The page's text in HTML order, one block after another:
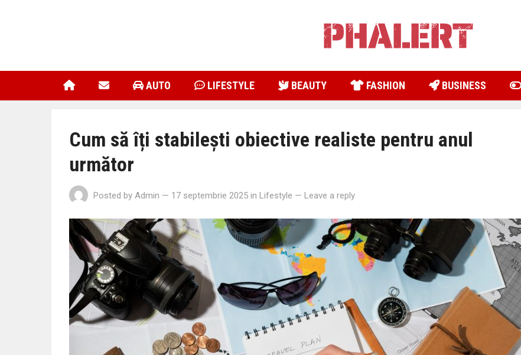
AUTO LIFESTYLE BEAUTY FASHION BUSINESS
Cum să îți stabilești obiective realiste pentru anul
următor
Posted by Admin — 17 septembrie 2025 in Lifestyle — Leave a reply